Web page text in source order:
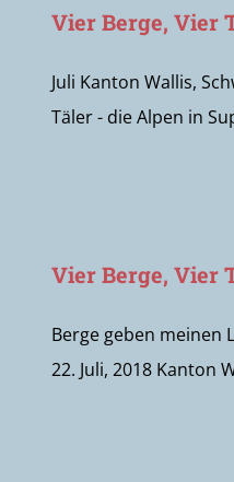
Vier Berge, Vier
Juli Kanton Wallis,
Täler - die Alpen in
Vier Berge, Vier
Berge geben meinen
22. Juli, 2018 Kanton